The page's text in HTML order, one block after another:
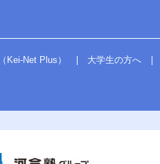
Kei-Net Plus） 大学生の方へ